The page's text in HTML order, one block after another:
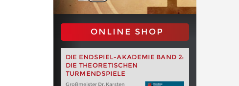
ONLINE SHOP
DIE ENDSPIEL-AKADEMIE BAND 2:
DIE THEORETISCHEN
TURMENDSPIELE
Großmeister Dr. Karsten